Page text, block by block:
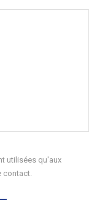
utilisées qu'aux
contact.